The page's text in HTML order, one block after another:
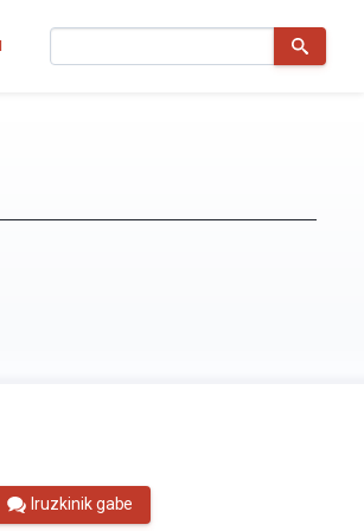
Iruzkinik gabe